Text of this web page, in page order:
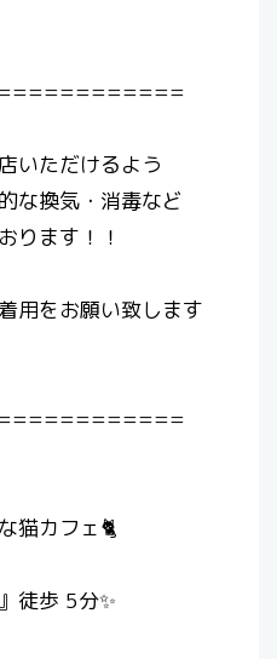
いただけるよう
な換気・消毒など
ります！！
用をお願い致します
猫カフェ🐈
徒歩 5分✨